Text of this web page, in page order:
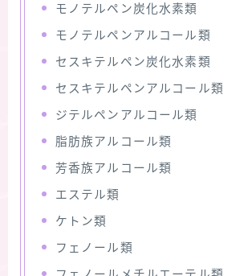
モノテルペン炭化水素類
モノテルペンアルコール類
セスキテルペン炭化水素類
セスキテルペンアルコール類
ジテルペンアルコール類
脂肪族アルコール類
芳香族アルコール類
エステル類
ケトン類
フェノール類